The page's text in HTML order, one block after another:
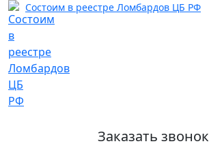
Состоим в реестре Ломбардов ЦБ РФ
Заказать звонок